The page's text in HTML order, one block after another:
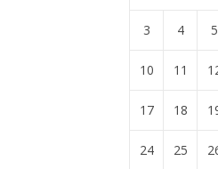
3 4 5
10 11
17 18
24 25